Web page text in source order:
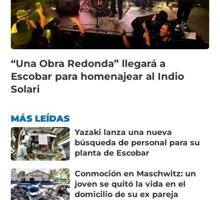
“Una Obra Redonda” llegará a
Escobar para homenajear al Indio
Solari
MÁS LEÍDAS
Yazaki lanza una nueva
búsqueda de personal para su
planta de Escobar
Conmoción en Maschwitz: un
joven se quitó la vida en el
domicilio de su ex pareja